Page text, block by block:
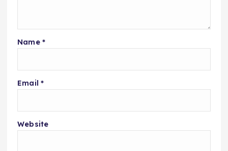
Name *
Email *
Website